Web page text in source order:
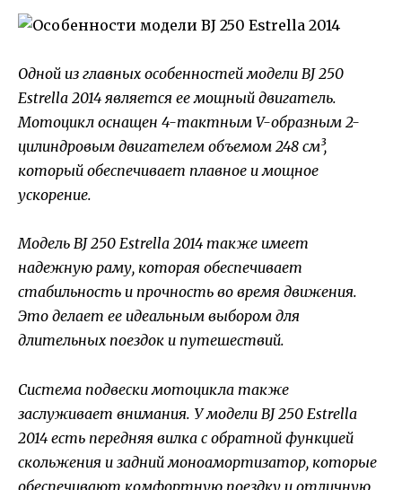
Одной из главных особенностей модели BJ 250
Estrella 2014 является ее мощный двигатель.
Мотоцикл оснащен 4-тактным V-образным 2-
цилиндровым двигателем объемом 248 см³,
который обеспечивает плавное и мощное
ускорение.
Модель BJ 250 Estrella 2014 также имеет
надежную раму, которая обеспечивает
стабильность и прочность во время движения.
Это делает ее идеальным выбором для
длительных поездок и путешествий.
Система подвески мотоцикла также
заслуживает внимания. У модели BJ 250 Estrella
2014 есть передняя вилка с обратной функцией
скольжения и задний моноамортизатор, которые
обеспечивают комфортную поездку и отличную